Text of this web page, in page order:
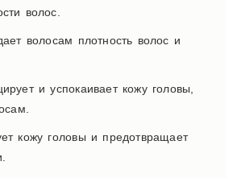
волос.
волосам плотность волос и
и успокаивает кожу головы,
кожу головы и предотвращает